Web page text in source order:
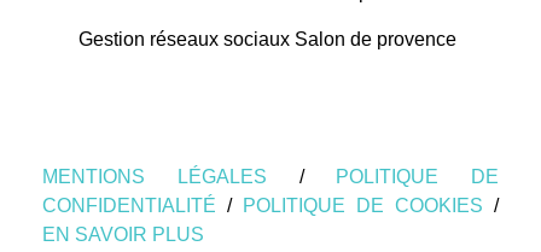
Gestion réseaux sociaux Salon de provence
MENTIONS LÉGALES /
POLITIQUE DE
CONFIDENTIALITÉ / POLITIQUE DE COOKIES /
EN SAVOIR PLUS